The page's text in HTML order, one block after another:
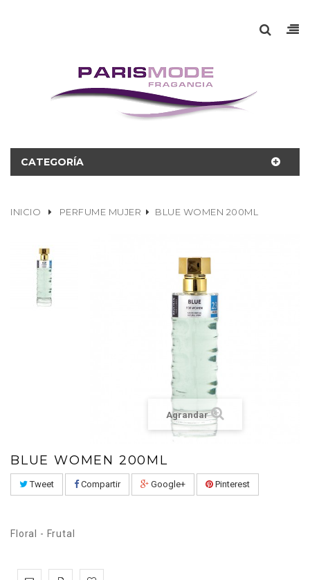
CATEGORÍA
INICIO PERFUME MUJER BLUE WOMEN 200ML
Agrandar
BLUE WOMEN 200ML
Tweet Compartir Google+ Pinterest
Floral - Frutal